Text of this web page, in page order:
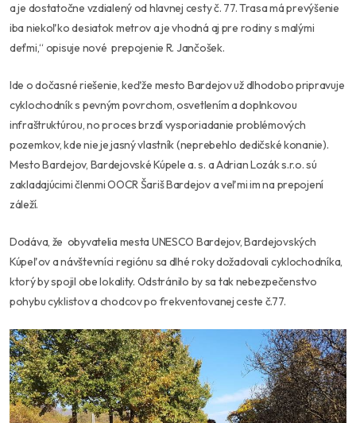
a je dostatočne vzdialený od hlavnej cesty č. 77. Trasa má prevýšenie
iba niekoľko desiatok metrov a je vhodná aj pre rodiny s malými
deťmi,“opisuje nové prepojenie R. Jančošek.
Ide o dočasné riešenie, keďže mesto Bardejov už dlhodobo pripravuje
cyklochodník s pevným povrchom, osvetlením a doplnkovou
infraštruktúrou, no proces brzdí vysporiadanie problémových
pozemkov, kde nie je jasný vlastník (neprebehlo dedičské konanie).
Mesto Bardejov, Bardejovské Kúpele a. s. a Adrian Lozák s.r.o. sú
zakladajúcimi členmi OOCR Šariš Bardejov a veľmi im na prepojení
záleží.
Dodáva, že obyvatelia mesta UNESCO Bardejov, Bardejovských
Kúpeľov a návštevníci regiónu sa dlhé roky dožadovali cyklochodníka,
ktorý by spojil obe lokality. Odstránilo by sa tak nebezpečenstvo
pohybu cyklistov a chodcov po frekventovanej ceste č.77.